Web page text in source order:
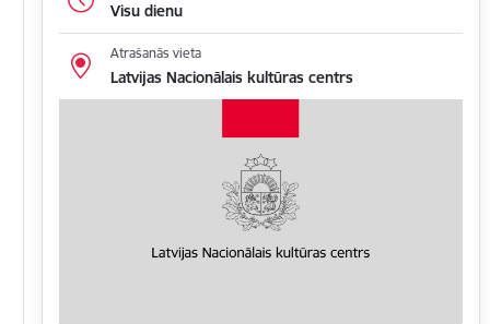
Visu dienu
Atrašanās vieta
Latvijas Nacionālais kultūras centrs